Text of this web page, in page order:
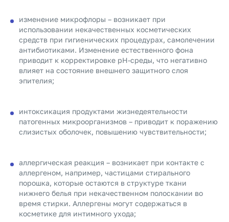
изменение микрофлоры – возникает при
использовании некачественных косметических
средств при гигиенических процедурах, самолечении
антибиотиками. Изменение естественного фона
приводит к корректировке рН-среды, что негативно
влияет на состояние внешнего защитного слоя
эпителия;
интоксикация продуктами жизнедеятельности
патогенных микроорганизмов – приводит к поражению
слизистых оболочек, повышению чувствительности;
аллергическая реакция – возникает при контакте с
аллергеном, например, частицами стирального
порошка, которые остаются в структуре ткани
нижнего белья при некачественном полоскании во
время стирки. Аллергены могут содержаться в
косметике для интимного ухода;